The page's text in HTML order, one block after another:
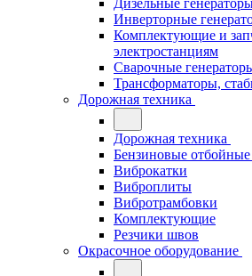
Инверторные
Комплектующие и
электростанциям
Сварочные
Трансформаторы,
Дорожная техника
Дорожная техника
Бензиновые
Виброкатки
Виброплиты
Вибротрамбовки
Комплектующие
Резчики швов
Окрасочное оборудование